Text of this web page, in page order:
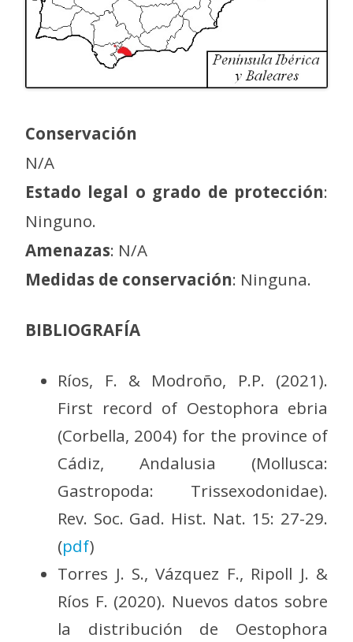
Conservación
N/A
Estado legal o grado de protección:
Ninguno.
Amenazas: N/A
Medidas de conservación: Ninguna.
BIBLIOGRAFÍA
Ríos, F. & Modroño, P.P. (2021).
First record of Oestophora ebria
(Corbella, 2004) for the province of
Cádiz, Andalusia (Mollusca:
Gastropoda: Trissexodonidae).
Rev. Soc. Gad. Hist. Nat. 15: 27-29.
(pdf)
Torres J. S., Vázquez F., Ripoll J. &
Ríos F. (2020). Nuevos datos sobre
la distribución de Oestophora